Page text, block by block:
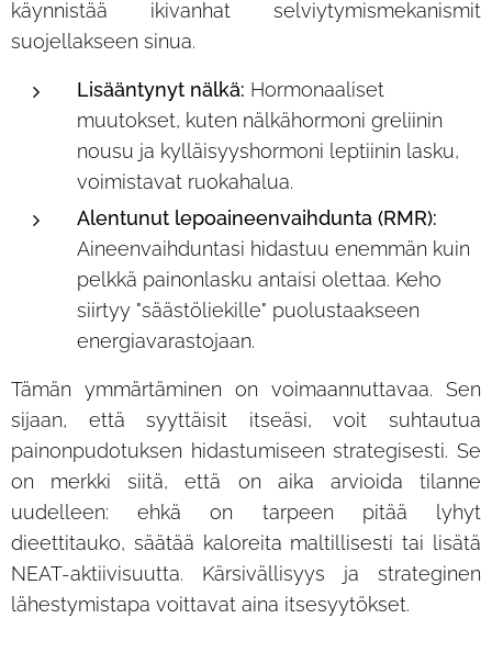
käynnistää ikivanhat selviytymismekanismit
suojellakseen sinua.
Lisääntynyt nälkä: Hormonaaliset
muutokset, kuten nälkähormoni greliinin
nousu ja kylläisyyshormoni leptiinin lasku,
voimistavat ruokahalua.
Alentunut lepoaineenvaihdunta (RMR):
Aineenvaihduntasi hidastuu enemmän kuin
pelkkä painonlasku antaisi olettaa. Keho
siirtyy "säästöliekille" puolustaakseen
energiavarastojaan.
Tämän ymmärtäminen on voimaannuttavaa. Sen
sijaan, että syyttäisit itseäsi, voit suhtautua
painonpudotuksen hidastumiseen strategisesti. Se
on merkki siitä, että on aika arvioida tilanne
uudelleen: ehkä on tarpeen pitää lyhyt
dieettitauko, säätää kaloreita maltillisesti tai lisätä
NEAT-aktiivisuutta. Kärsivällisyys ja strateginen
lähestymistapa voittavat aina itsesyytökset.